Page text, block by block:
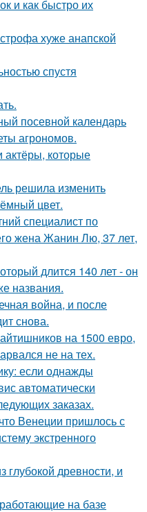
и как быстро их
хуже анапской
спустя
посевной календарь
агрономов.
которые
решила изменить
цвет.
специалист по
жена Жанин Лю, 37 лет,
длится 140 лет - он
названия.
война, и после
снова.
на 1500 евро,
не на тех.
если однажды
автоматически
заказах.
Венеции пришлось с
экстренного
глубокой древности, и
на базе